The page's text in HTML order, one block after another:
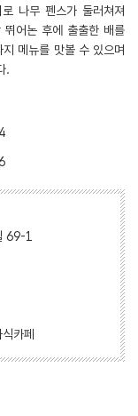
나무 펜스가 둘러쳐져
어논 후에 출출한 배를
메뉴를 맛볼 수 있으며
.
69-1
카페